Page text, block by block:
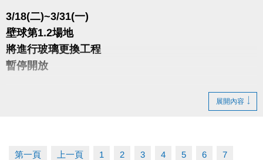
3/18(二)~3/31(一)
壁球第1.2場地
將進行玻璃更換工程
暫停開放
造成不便 敬請見諒
展開內容
第一頁 上一頁 1 2 3 4 5 6 7